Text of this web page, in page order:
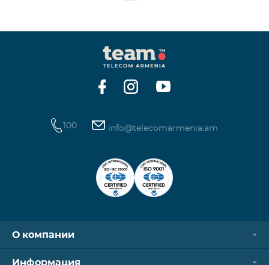
минуты международных звонков 1700 драм.
Стоимость одного МБ для абонентов постоплатной
системы составит 50 драм, а для предоплатных
абонентов, при первой попытке пользования
100 info@telecomarmenia.am
О компании
Информация